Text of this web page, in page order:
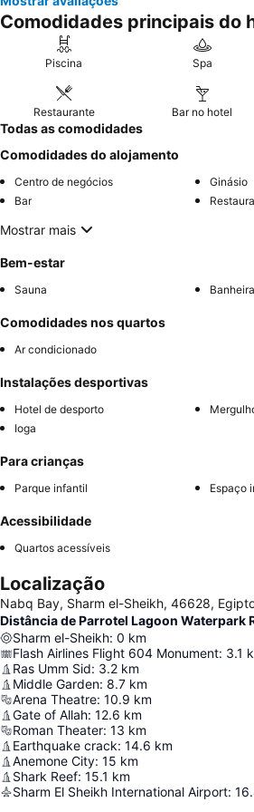
Comodidades principais do
Piscina Spa
Restaurante Bar no hotel
Todas as comodidades
Comodidades do alojamento
Centro de negócios
Ginásio
Bar
Mostrar mais
Bem-estar
Sauna
Comodidades nos quartos
Ar condicionado
Instalações desportivas
Hotel de desporto
Ioga
Para crianças
Parque infantil Espaço
Acessibilidade
Quartos acessíveis
Localização
Nabq Bay, Sharm el-Sheikh, 46628,
Distância de Parrotel Lagoon Waterpark
Sharm el-Sheikh: 0 km
Flash Airlines Flight 604 Monument: 3.1
Ras Umm Sid: 3.2 km
Middle Garden: 8.7 km
Arena Theatre: 10.9 km
Gate of Allah: 12.6 km
Roman Theater: 13 km
Earthquake crack: 14.6 km
Anemone City: 15 km
Shark Reef: 15.1 km
Sharm El Sheikh International Airport: